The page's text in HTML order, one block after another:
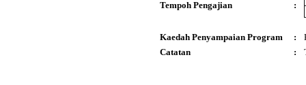
Tempoh Pengajian :
Kaedah Penyampaian Program :
Catatan
: